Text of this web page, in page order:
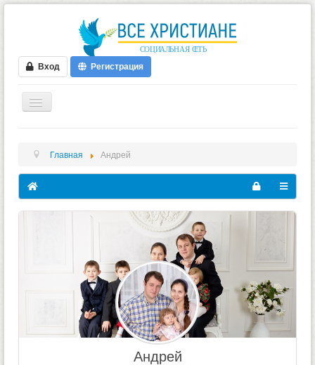
Вход Регистрация
ФОРУМ
ВИДЕО
БЛОГИ
Главная Андрей
Андрей